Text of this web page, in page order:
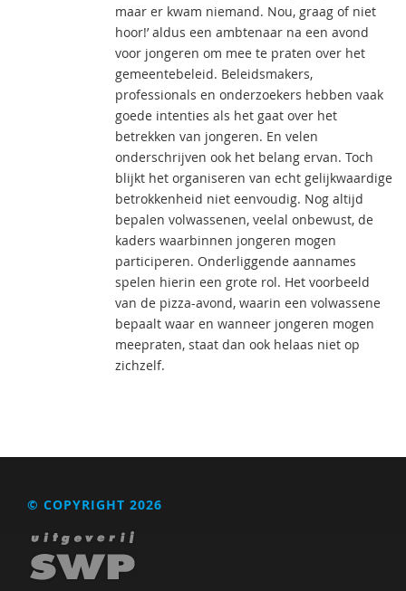
maar er kwam niemand. Nou, graag of niet
hoor!’ aldus een ambtenaar na een avond
voor jongeren om mee te praten over het
gemeentebeleid. Beleidsmakers,
professionals en onderzoekers hebben vaak
goede intenties als het gaat over het
betrekken van jongeren. En velen
onderschrijven ook het belang ervan. Toch
blijkt het organiseren van echt gelijkwaardige
betrokkenheid niet eenvoudig. Nog altijd
bepalen volwassenen, veelal onbewust, de
kaders waarbinnen jongeren mogen
participeren. Onderliggende aannames
spelen hierin een grote rol. Het voorbeeld
van de pizza-avond, waarin een volwassene
bepaalt waar en wanneer jongeren mogen
meepraten, staat dan ook helaas niet op
zichzelf.
© COPYRIGHT 2026